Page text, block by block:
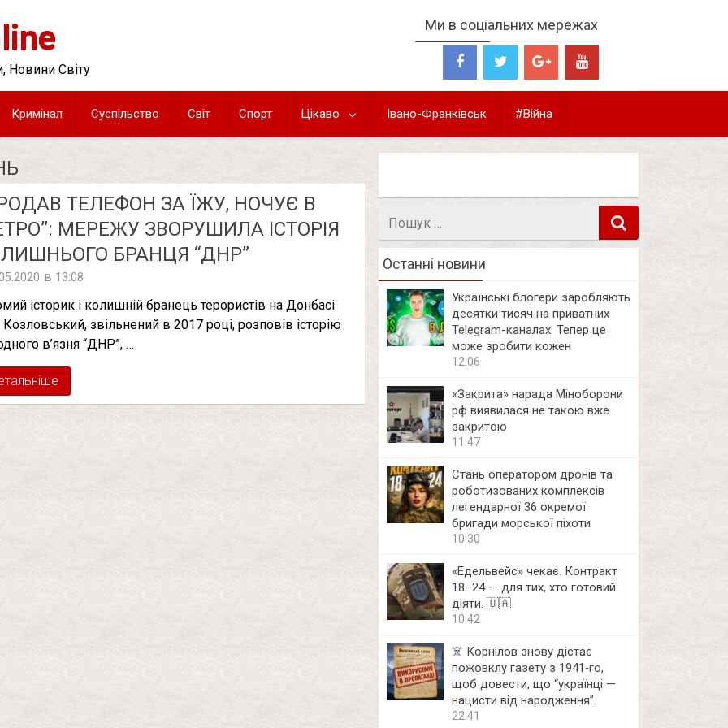
Новини Світу
Ми в соціальних мережах
Кримінал Суспільство Світ Спорт Цікаво Івано-Франківськ #Війна
ТЕЛЕФОН ЗА ЇЖУ, НОЧУЄ В
МЕРЕЖУ ЗВОРУШИЛА ІСТОРІЯ
БРАНЦЯ “ДНР”
в 13:08
історик і колишній бранець терористів на Донбасі
Козловський, звільнений в 2017 році, розповів історію
в’язня “ДНР”, …
Останні новини
Українські блогери заробляють
десятки тисяч на приватних
Telegram-каналах. Тепер це
може зробити кожен
12:06
«Закрита» нарада Міноборони
рф виявилася не такою вже
закритою
11:47
Стань оператором дронів та
роботизованих комплексів
легендарної 36 окремої
бригади морської піхоти
10:30
«Едельвейс» чекає. Контракт
18–24 — для тих, хто готовий
діяти. 🇺🇦
10:42
☠️ Корнілов знову дістає
пожовклу газету з 1941‑го,
щоб довести, що “українці —
нацисти від народження”.
22:41